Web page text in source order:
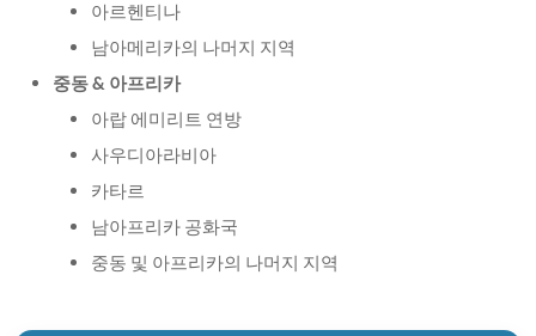
아르헨티나
남아메리카의 나머지 지역
중동 & 아프리카
아랍 에미리트 연방
사우디아라비아
카타르
남아프리카 공화국
중동 및 아프리카의 나머지 지역